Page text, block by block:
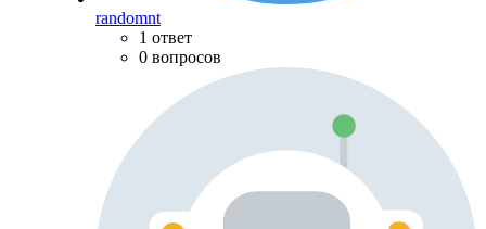
randomnt
1 ответ
0 вопросов